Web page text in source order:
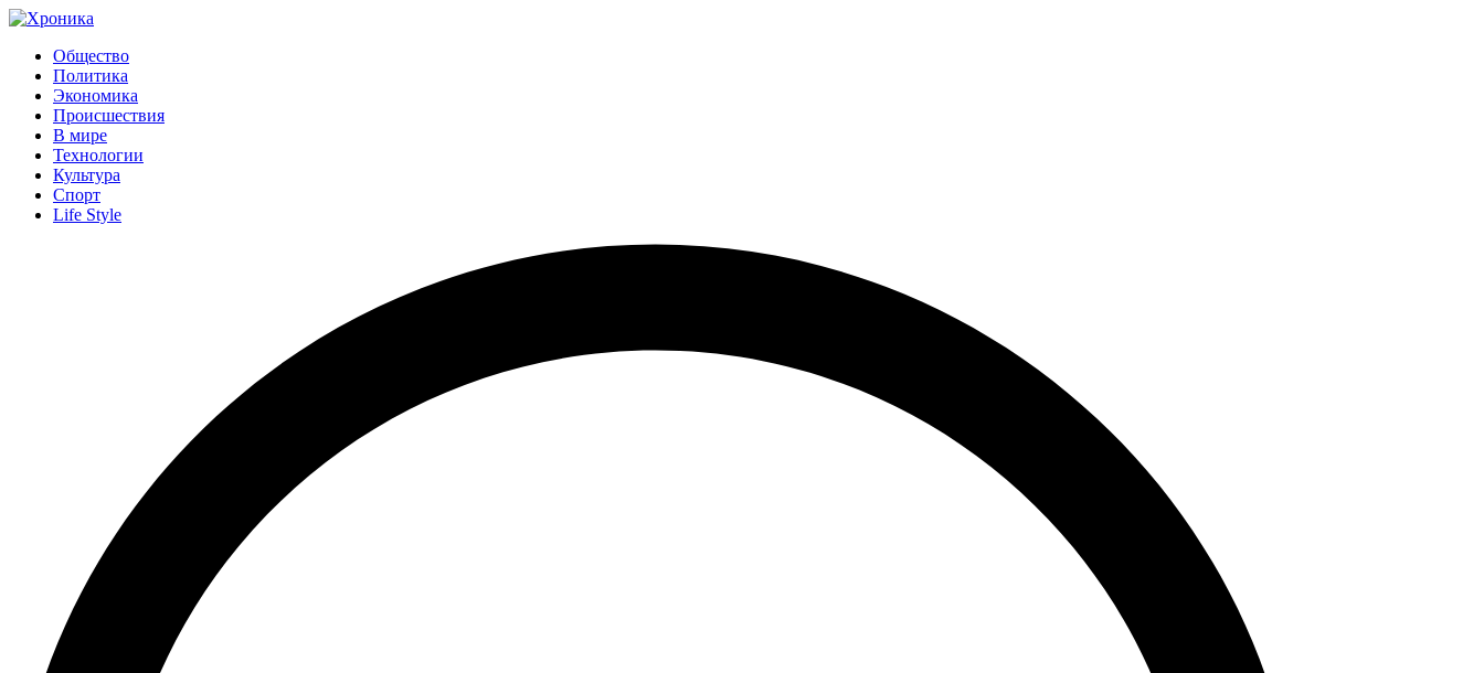
Общество
Политика
Экономика
Происшествия
В мире
Технологии
Культура
Спорт
Life Style